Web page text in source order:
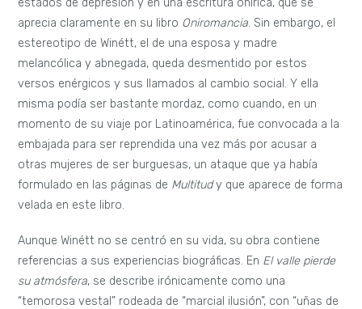
estados de depresión y en una escritura onírica, que se
aprecia claramente en su libro Oniromancia. Sin embargo, el
estereotipo de Winétt, el de una esposa y madre
melancólica y abnegada, queda desmentido por estos
versos enérgicos y sus llamados al cambio social. Y ella
misma podía ser bastante mordaz, como cuando, en un
momento de su viaje por Latinoamérica, fue convocada a la
embajada para ser reprendida una vez más por acusar a
otras mujeres de ser burguesas, un ataque que ya había
formulado en las páginas de Multitudy que aparece de forma
velada en este libro.
Aunque Winétt no se centró en su vida, su obra contiene
referencias a sus experiencias biográficas. En El valle pierde
su atmósfera, se describe irónicamente como una
“temorosa vestal” rodeada de “marcial ilusión”, con “uñas de